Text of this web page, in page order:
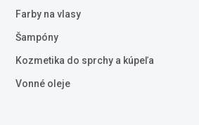
Farby na vlasy
Šampóny
Kozmetika do sprchy a kúpeľa
Vonné oleje